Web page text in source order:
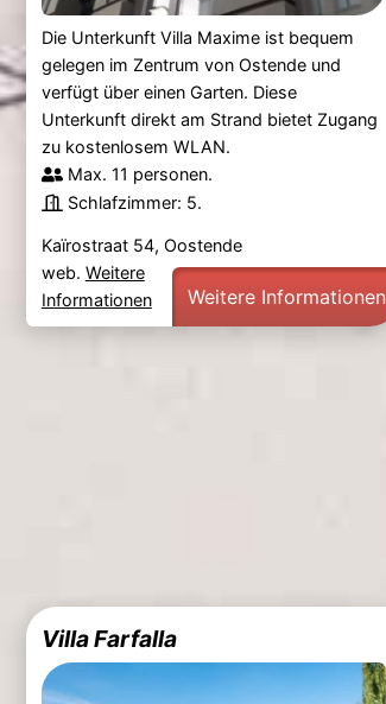
Die Unterkunft Villa Maxime ist bequem
gelegen im Zentrum von Ostende und
verfügt über einen Garten. Diese
Unterkunft direkt am Strand bietet Zugang
zu kostenlosem WLAN.
Max. 11 personen.
Schlafzimmer: 5.
Kaïrostraat 54, Oostende
web. Weitere
Informationen
Weitere Informationen
Villa Farfalla